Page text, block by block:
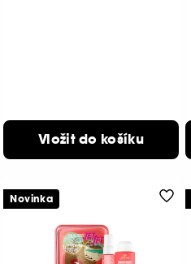
Vložit do košíku
Novinka